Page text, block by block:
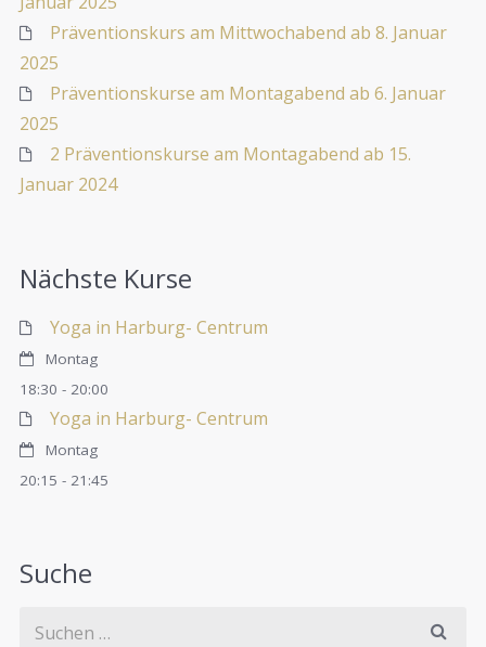
Präventionskurs am Mittwochabend ab 8. Januar
2025
Präventionskurse am Montagabend ab 6. Januar
2025
2 Präventionskurse am Montagabend ab 15.
Januar 2024
Nächste Kurse
Yoga in Harburg- Centrum
Montag
18:30 - 20:00
Yoga in Harburg- Centrum
Montag
20:15 - 21:45
Suche